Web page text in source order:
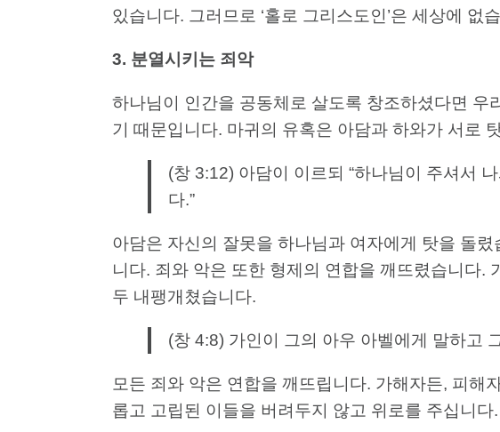
있습니다. 그러므로 ‘홀로 그리스도인’은 세상에 없
3. 분열시키는 죄악
하나님이 인간을 공동체로 살도록 창조하셨다면
기 때문입니다. 마귀의 유혹은 아담과 하와가 서로
(창 3:12) 아담이 이르되 “하나님이 주셔서
다.”
아담은 자신의 잘못을 하나님과 여자에게 탓을 돌
니다. 죄와 악은 또한 형제의 연합을 깨뜨렸습니다.
두 내팽개쳤습니다.
(창 4:8) 가인이 그의 아우 아벨에게 말하고
모든 죄와 악은 연합을 깨뜨립니다. 가해자든, 피해
롭고 고립된 이들을 버려두지 않고 위로를 주십니